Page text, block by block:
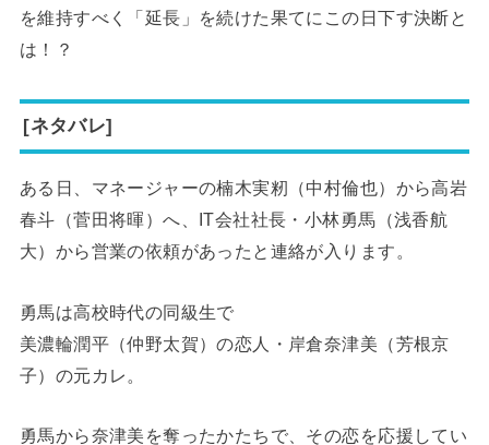
を維持すべく「延長」を続けた果てにこの日下す決断と
は！？
[ネタバレ]
ある日、マネージャーの楠木実籾（中村倫也）から高岩
春斗（菅田将暉）へ、IT会社社長・小林勇馬（浅香航
大）から営業の依頼があったと連絡が入ります。
勇馬は高校時代の同級生で
美濃輪潤平（仲野太賀）の恋人・岸倉奈津美（芳根京
子）の元カレ。
勇馬から奈津美を奪ったかたちで、その恋を応援してい